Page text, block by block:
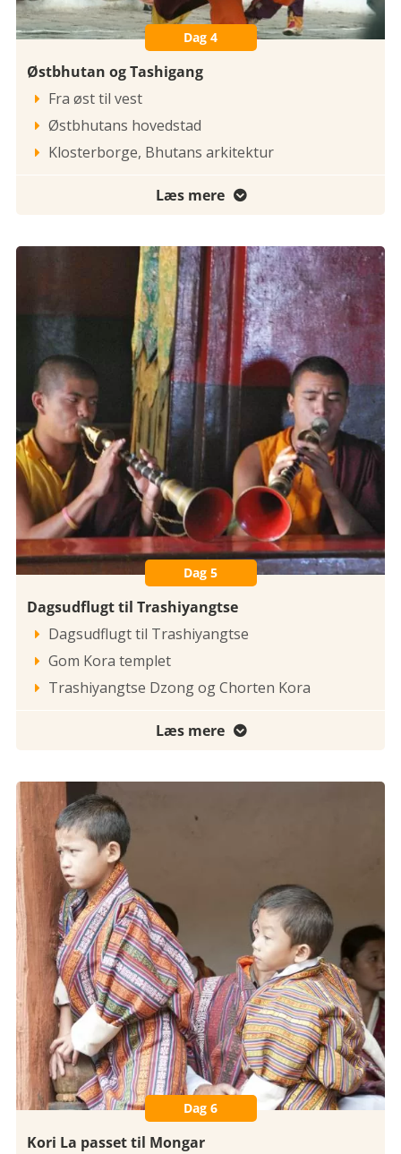
Dag 4
Østbhutan og Tashigang
 Fra øst til vest
 Østbhutans hovedstad
 Klosterborge, Bhutans arkitektur
Læs mere 
Dag 5
Dagsudflugt til Trashiyangtse
 Dagsudflugt til Trashiyangtse
 Gom Kora templet
 Trashiyangtse Dzong og Chorten Kora
Læs mere 
Dag 6
Kori La passet til Mongar